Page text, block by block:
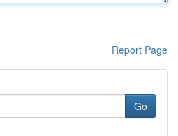
Report Page
Go